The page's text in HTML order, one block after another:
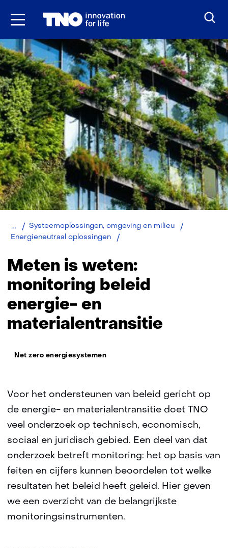
Ga
Home
Systeemoplossingen, omgeving en milieu
Energieneutraal oplossingen
en
materialentransitie
Meten is weten:
monitoring beleid
energie- en
materialentransitie
Thema:
Net zero energiesystemen
Voor het ondersteunen van beleid gericht op
de energie- en materialentransitie doet TNO
veel onderzoek op technisch, economisch,
sociaal en juridisch gebied. Een deel van dat
onderzoek betreft monitoring: het op basis van
feiten en cijfers kunnen beoordelen tot welke
resultaten het beleid heeft geleid. Hier geven
we een overzicht van de belangrijkste
monitoringsinstrumenten.